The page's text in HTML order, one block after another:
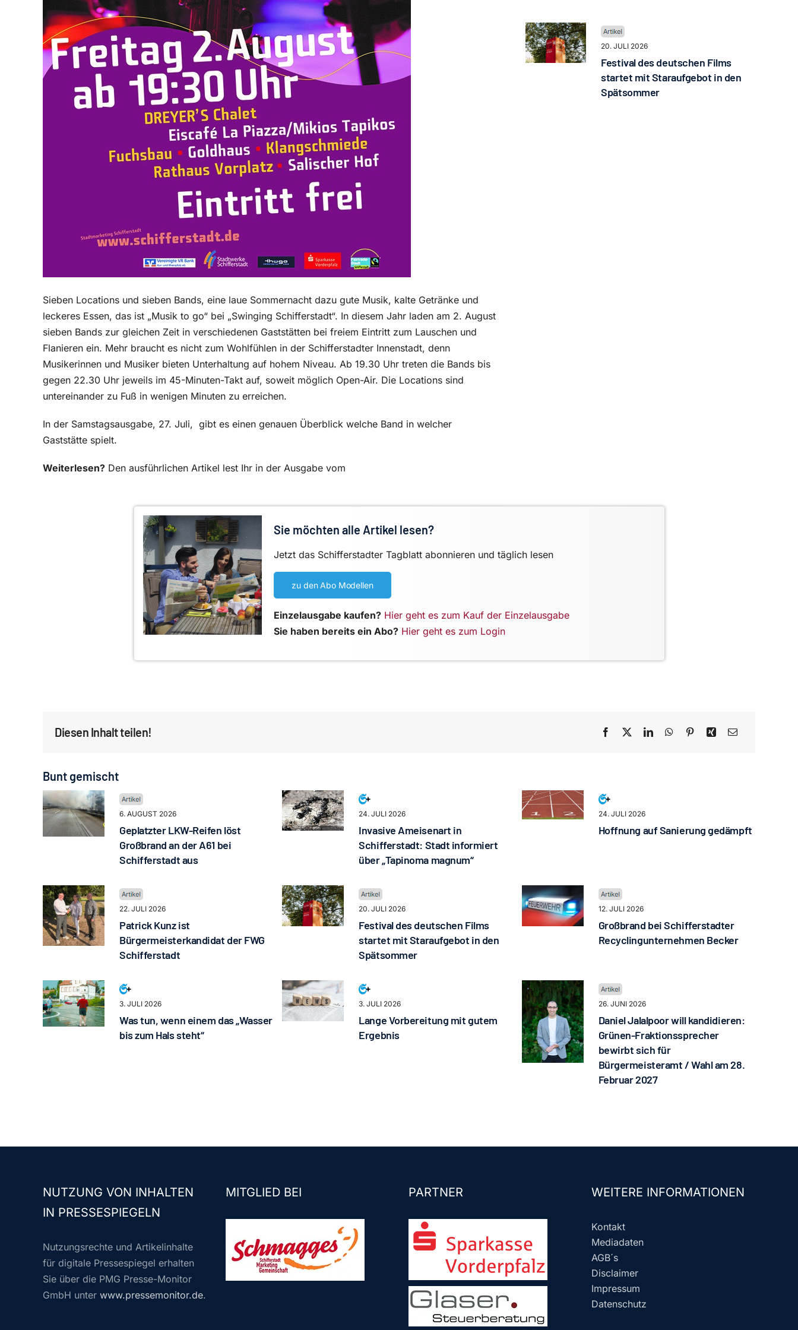
Sieben Locations und sieben Bands, eine laue Sommernacht dazu gute Musik, kalte Getränke und
leckeres Essen, das ist „Musik to go“ bei „Swinging Schifferstadt“. In diesem Jahr laden am 2. August
sieben Bands zur gleichen Zeit in verschiedenen Gaststätten bei freiem Eintritt zum Lauschen und
Flanieren ein. Mehr braucht es nicht zum Wohlfühlen in der Schifferstadter Innenstadt, denn
Musikerinnen und Musiker bieten Unterhaltung auf hohem Niveau. Ab 19.30 Uhr treten die Bands bis
gegen 22.30 Uhr jeweils im 45-Minuten-Takt auf, soweit möglich Open-Air. Die Locations sind
untereinander zu Fuß in wenigen Minuten zu erreichen.
In der Samstagsausgabe, 27. Juli, gibt es einen genauen Überblick welche Band in welcher
Gaststätte spielt.
Weiterlesen? Den ausführlichen Artikel lest Ihr in der Ausgabe vom
20. JULI 2026
Festival des deutschen Films
startet mit Staraufgebot in den
Spätsommer
Sie möchten alle Artikel lesen?
Jetzt das Schifferstadter Tagblatt abonnieren und täglich lesen
zu den Abo Modellen
Einzelausgabe kaufen? Hier geht es zum Kauf der Einzelausgabe
Sie haben bereits ein Abo? Hier geht es zum Login
Diesen Inhalt teilen!
Bunt gemischt
6. AUGUST 2026
Geplatzter LKW-Reifen löst
Großbrand an der A61 bei
Schifferstadt aus
24. JULI 2026
Invasive Ameisenart in
Schifferstadt: Stadt informiert
über „Tapinoma magnum“
24. JULI 2026
Hoffnung auf Sanierung gedämpft
22. JULI 2026
Patrick Kunz ist
Bürgermeisterkandidat der FWG
Schifferstadt
20. JULI 2026
Festival des deutschen Films
startet mit Staraufgebot in den
Spätsommer
12. JULI 2026
Großbrand bei Schifferstadter
Recyclingunternehmen Becker
3. JULI 2026
Was tun, wenn einem das „Wasser
bis zum Hals steht“
3. JULI 2026
Lange Vorbereitung mit gutem
Ergebnis
26. JUNI 2026
Daniel Jalalpoor will kandidieren:
Grünen-Fraktionssprecher
bewirbt sich für
Bürgermeisteramt / Wahl am 28.
Februar 2027
NUTZUNG VON INHALTEN
IN PRESSESPIEGELN
Nutzungsrechte und Artikelinhalte
für digitale Pressespiegel erhalten
Sie über die PMG Presse-Monitor
GmbH unter www.pressemonitor.de.
MITGLIED BEI PARTNER WEITERE INFORMATIONEN
Kontakt
Mediadaten
AGB´s
Disclaimer
Impressum
Datenschutz